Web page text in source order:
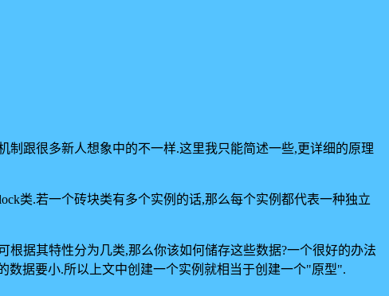
制跟很多新人想象中的不一样.这里我只能简述一些,更详细的原理
类.若一个砖块类有多个实例的话,那么每个实例都代表一种独立
据其特性分为几类,那么你该如何储存这些数据?一个很好的办法
据要小.所以上文中创建一个实例就相当于创建一个"原型".